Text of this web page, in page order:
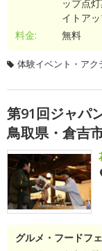
ップ点
イトア
料金:
無料
体験イベント・アク
第91回ジャパ
鳥取県・倉吉
グルメ・フードフ